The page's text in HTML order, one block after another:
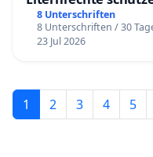
8 Unterschriften
8 Unterschriften / 30
23 Jul 2026
1 2 3 4 5